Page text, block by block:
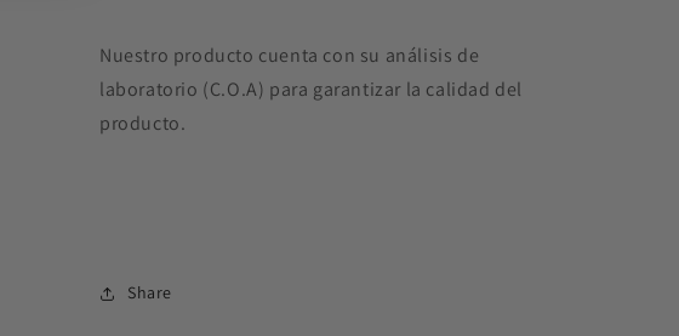
Nuestro producto cuenta con su análisis de
laboratorio (C.O.A) para garantizar la calidad del
producto.
Share